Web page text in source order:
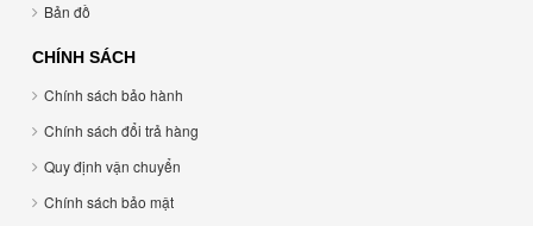
Bản đồ
CHÍNH SÁCH
Chính sách bảo hành
Chính sách đổi trả hàng
Quy định vận chuyển
Chính sách bảo mật